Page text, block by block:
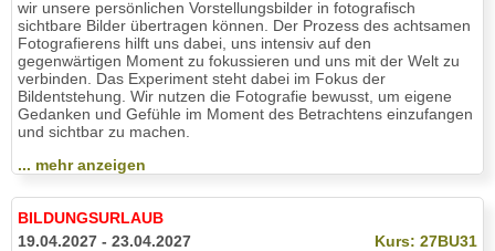
wir unsere persönlichen Vorstellungsbilder in fotografisch
sichtbare Bilder übertragen können. Der Prozess des achtsamen
Fotografierens hilft uns dabei, uns intensiv auf den
gegenwärtigen Moment zu fokussieren und uns mit der Welt zu
verbinden. Das Experiment steht dabei im Fokus der
Bildentstehung. Wir nutzen die Fotografie bewusst, um eigene
Gedanken und Gefühle im Moment des Betrachtens einzufangen
und sichtbar zu machen.
... mehr anzeigen
BILDUNGSURLAUB
19.04.2027 - 23.04.2027
Kurs: 27BU31